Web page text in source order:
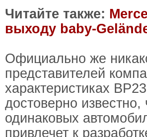
Читайте также:
выходу baby-
Официально же
представителей
характеристиках
достоверно
одинаковых
привлечет к